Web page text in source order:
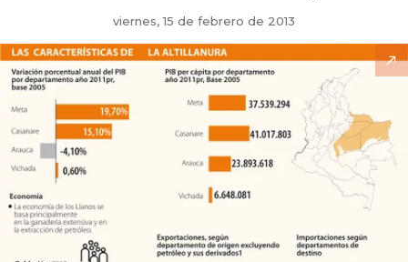
viernes, 15 de febrero de 2013